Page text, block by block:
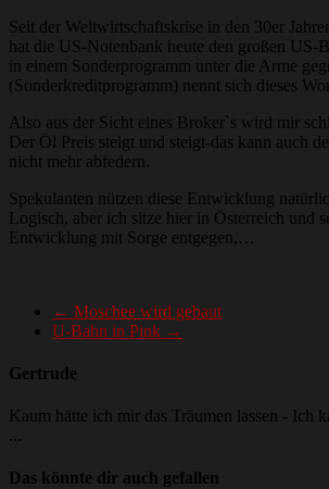
Seit der Weltwirtschaftskrise in den 30er
hat die US-Notenbank heute den großen US-
in einem Sonderprogramm unter die Arme
(Sonderkreditprogramm) nennt sich dieses
Also aus der Sicht eines Broker`s wird mir
Der Öl Preis steigt und steigt-das kann auch
nicht mehr abfedern.
Spekulanten nützen diese Entwicklung
Logisch, aber ich sitze hier in Österreich und
Entwicklung mit Sorge entgegen,…
← Moschee wird gebaut
U-Bahn in Pink →
Gertrude
Kaum hätte ich mir das Träumen lassen - Ich
Das könnte dir auch gefallen